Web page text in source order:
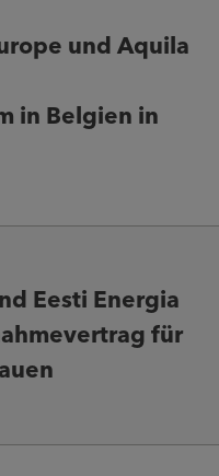
und Aquila
in Belgien in
Eesti Energia
für